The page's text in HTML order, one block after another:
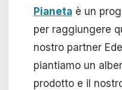
Pianeta è un
per raggiungere
nostro partner
piantiamo un
prodotto e il